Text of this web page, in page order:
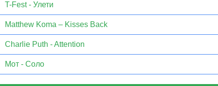
T-Fest - Улети
Matthew Koma – Kisses Back
Charlie Puth - Attention
Мот - Соло